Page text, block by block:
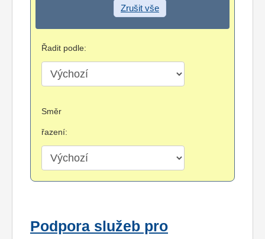
Zrušit vše
Řadit podle:
Směr
řazení:
Podpora služeb pro